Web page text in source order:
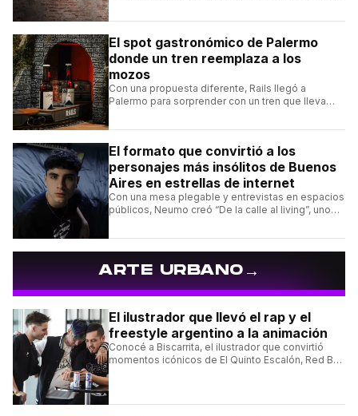
El spot gastronómico de Palermo
donde un tren reemplaza a los
mozos
Con una propuesta diferente, Rails llegó a
Palermo para sorprender con un tren que lleva
El formato que convirtió a los
personajes más insólitos de Buenos
Aires en estrellas de internet
Con una mesa plegable y entrevistas en espacios
públicos, Neumo creó “De la calle al living”, uno
ARTE URBANO→
El ilustrador que llevó el rap y el
freestyle argentino a la animación
Conocé a Biscarrita, el ilustrador que convirtió
momentos icónicos de El Quinto Escalón, Red Bull